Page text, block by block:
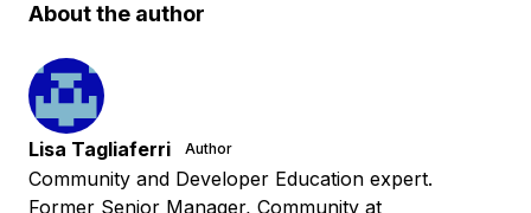
About the author
Lisa Tagliaferri Author
Community and Developer Education expert.
Former Senior Manager, Community at